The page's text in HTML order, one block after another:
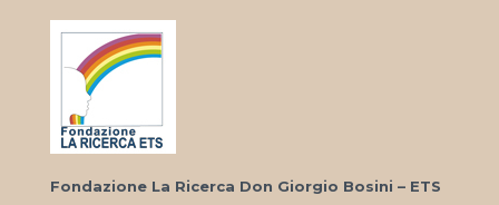
Fondazione La Ricerca Don Giorgio Bosini – ETS